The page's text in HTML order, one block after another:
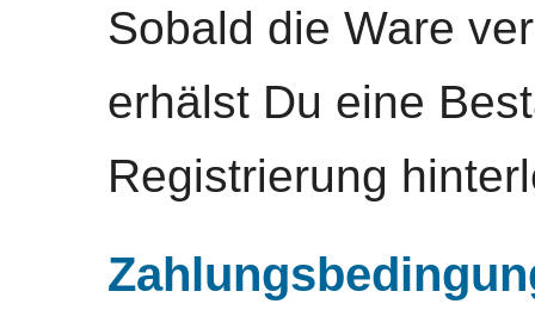
Sobald die Ware
erhälst Du eine
Registrierung